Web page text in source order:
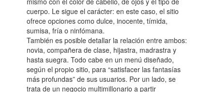
cuerpo. Le sigue el carácter: en este caso, el sitio
ofrece opciones como dulce, inocente, tímida,
sumisa, fría o ninfómana.‌
También es posible detallar la relación entre ambos:
novia, compañera de clase, hijastra, madrastra y
hasta suegra. Todo cabe en un menú diseñado,
según el propio sitio, para “satisfacer las fantasías
más profundas” de sus usuarios. Por un lado, se
trata de un negocio multimillonario a partir